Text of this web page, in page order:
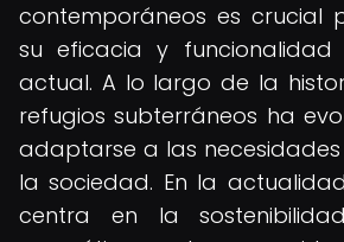
contemporáneos es crucial
su eficacia y
actual. A lo largo de la
refugios subterráneos ha
adaptarse a las
la sociedad. En la
centra en la